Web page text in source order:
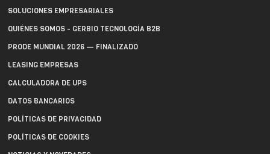
SOLUCIONES EMPRESARIALES
QUIÉNES SOMOS - GERBIO TECNOLOGÍA B2B
PRODE MUNDIAL 2026 — FINALIZADO
LEASING EMPRESAS
CALCULADORA DE UPS
DATOS BANCARIOS
POLÍTICAS DE PRIVACIDAD
POLÍTICAS DE COOKIES